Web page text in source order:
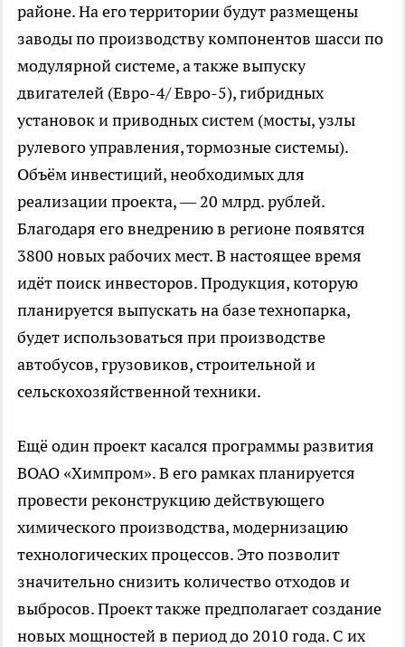
районе. На его территории будут размещены
заводы по производству компонентов шасси по
модулярной системе, а также выпуску
двигателей (Евро-4/ Евро-5), гибридных
установок и приводных систем (мосты, узлы
рулевого управления, тормозные системы).
Объём инвестиций, необходимых для
реализации проекта, — 20 млрд. рублей.
Благодаря его внедрению в регионе появятся
3800 новых рабочих мест. В настоящее время
идёт поиск инвесторов. Продукция, которую
планируется выпускать на базе технопарка,
будет использоваться при производстве
автобусов, грузовиков, строительной и
сельскохозяйственной техники.
Ещё один проект касался программы развития
ВОАО «Химпром». В его рамках планируется
провести реконструкцию действующего
химического производства, модернизацию
технологических процессов. Это позволит
значительно снизить количество отходов и
выбросов. Проект также предполагает создание
новых мощностей в период до 2010 года. С их